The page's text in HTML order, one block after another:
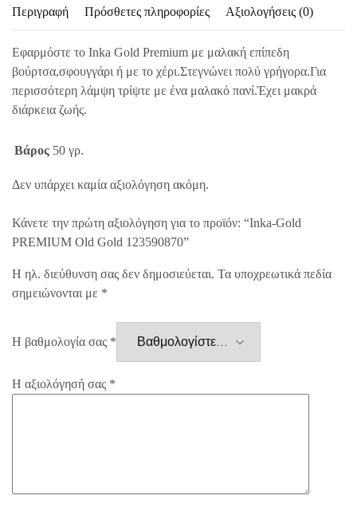
Περιγραφή Πρόσθετες πληροφορίες Αξιολογήσεις (0)
Εφαρμόστε το Inka Gold Premium με μαλακή επίπεδη
βούρτσα,σφουγγάρι ή με το χέρι.Στεγνώνει πολύ γρήγορα.Για
περισσότερη λάμψη τρίψτε με ένα μαλακό πανί.Έχει μακρά
διάρκεια ζωής.
Βάρος 50 γρ.
Δεν υπάρχει καμία αξιολόγηση ακόμη.
Κάνετε την πρώτη αξιολόγηση για το προϊόν: “Inka-Gold
PREMIUM Old Gold 123590870”
Η ηλ. διεύθυνση σας δεν δημοσιεύεται. Τα υποχρεωτικά πεδία
σημειώνονται με *
Η βαθμολογία σας *
Η αξιολόγησή σας *